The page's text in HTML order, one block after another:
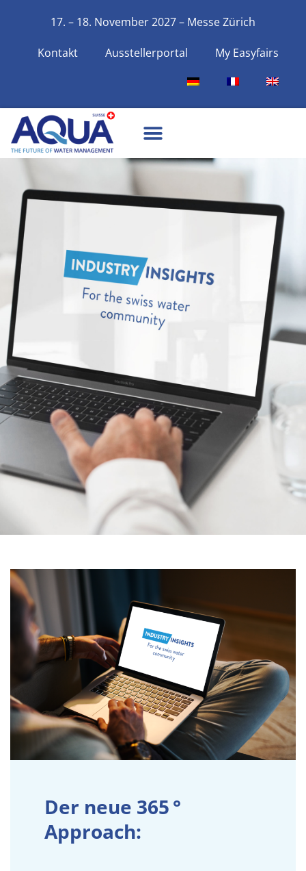
17. – 18. November 2027 – Messe Zürich
Kontakt Ausstellerportal My Easyfairs
Der neue 365 °
Approach: